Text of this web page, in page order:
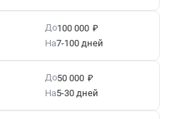
До100 000 ₽
На7-100 дней
До50 000 ₽
На5-30 дней